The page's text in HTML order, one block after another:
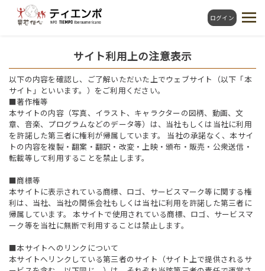
ログイン
サイト利用上の注意表示
以下の内容を確認し、ご了解いただいた上でウェブサイト（以下「本
サイト」といいます。）をご利用ください。
■著作権等
本サイトの内容（写真、イラスト、キャラクターの図柄、動画、文
章、音楽、プログラムなどのデータ等）は、当社もしくは当社に利用
を許諾した第三者に権利が帰属しています。 当社の承諾なく、本サイ
トの内容を複製・翻案・翻訳・改変・上映・頒布・販売・公衆送信・
転載等して利用することを禁止します。
■商標等
本サイトに表示されている商標、ロゴ、サービスマーク等に関する権
利は、当社、当社の関係会社もしくは当社に利用を許諾した第三者に
帰属しています。 本サイトで使用されている商標、ロゴ、サービスマ
ーク等を当社に無断で利用することは禁止します。
■本サイトへのリンクについて
本サイトへリンクしている第三者のサイト（サイト上で提供されるサ